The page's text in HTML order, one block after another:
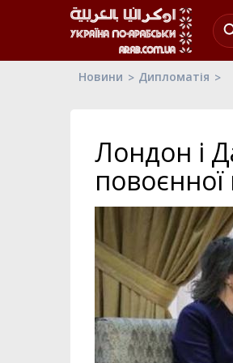
Новини Дипломатія
Лондон і
повоєнної